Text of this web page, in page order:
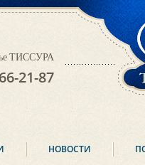
ТИССУРА
21-87
НОВОСТИ